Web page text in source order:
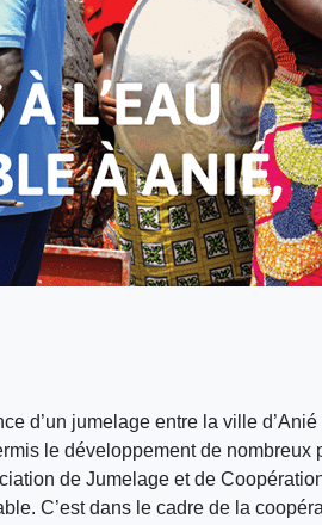
d’un jumelage entre la ville
le développement de
de Jumelage et de
C’est dans le cadre de la